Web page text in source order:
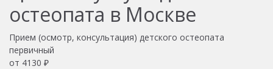
остеопата в Москве
Прием (осмотр, консультация) детского остеопата
первичный
от 4130 ₽